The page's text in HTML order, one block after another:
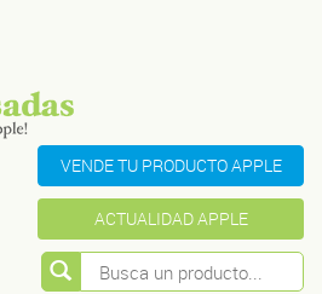
VENDE TU PRODUCTO APPLE
ACTUALIDAD APPLE